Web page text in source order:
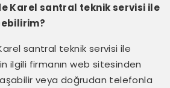
Karel santral teknik servisi ile
santral teknik servisi ile
ilgili firmanın web sitesinden
veya doğrudan telefonla